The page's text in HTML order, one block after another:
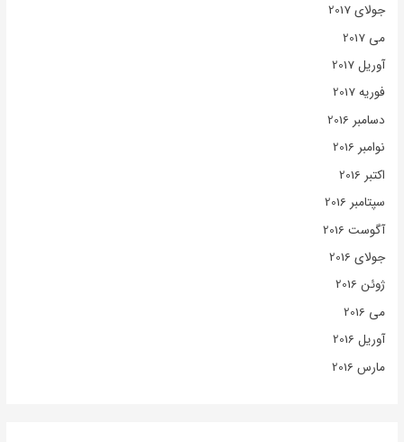
جولای 2017
می 2017
آوریل 2017
فوریه 2017
دسامبر 2016
نوامبر 2016
اکتبر 2016
سپتامبر 2016
آگوست 2016
جولای 2016
ژوئن 2016
می 2016
آوریل 2016
مارس 2016